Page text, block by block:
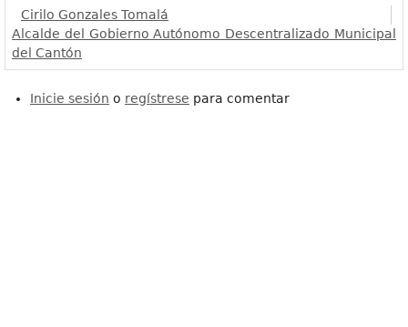
Cirilo Gonzales Tomalá
Alcalde del Gobierno Autónomo Descentralizado Municipal
del Cantón
Inicie sesión o regístrese para comentar